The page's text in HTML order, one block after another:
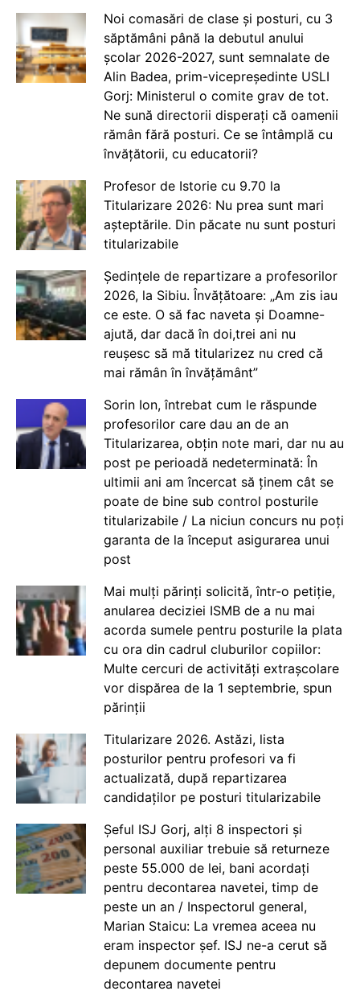
Noi comasări de clase și posturi, cu 3
săptămâni până la debutul anului
școlar 2026-2027, sunt semnalate de
Alin Badea, prim-vicepreședinte USLI
Gorj: Ministerul o comite grav de tot.
Ne sună directorii disperați că oamenii
rămân fără posturi. Ce se întâmplă cu
învățătorii, cu educatorii?
Profesor de Istorie cu 9.70 la
Titularizare 2026: Nu prea sunt mari
așteptările. Din păcate nu sunt posturi
titularizabile
Ședințele de repartizare a profesorilor
2026, la Sibiu. Învățătoare: „Am zis iau
ce este. O să fac naveta și Doamne-
ajută, dar dacă în doi,trei ani nu
reușesc să mă titularizez nu cred că
mai rămân în învățământ”
Sorin Ion, întrebat cum le răspunde
profesorilor care dau an de an
Titularizarea, obțin note mari, dar nu au
post pe perioadă nedeterminată: În
ultimii ani am încercat să ținem cât se
poate de bine sub control posturile
titularizabile / La niciun concurs nu poți
garanta de la început asigurarea unui
post
Mai mulți părinți solicită, într-o petiție,
anularea deciziei ISMB de a nu mai
acorda sumele pentru posturile la plata
cu ora din cadrul cluburilor copiilor:
Multe cercuri de activități extrașcolare
vor dispărea de la 1 septembrie, spun
părinții
Titularizare 2026. Astăzi, lista
posturilor pentru profesori va fi
actualizată, după repartizarea
candidaților pe posturi titularizabile
Șeful ISJ Gorj, alți 8 inspectori și
personal auxiliar trebuie să returneze
peste 55.000 de lei, bani acordați
pentru decontarea navetei, timp de
peste un an / Inspectorul general,
Marian Staicu: La vremea aceea nu
eram inspector șef. ISJ ne-a cerut să
depunem documente pentru
decontarea navetei